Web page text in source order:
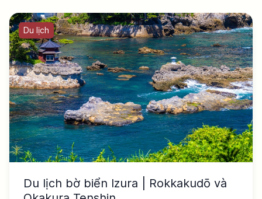
Du lịch
Du lịch bờ biển Izura | Rokkakudō và